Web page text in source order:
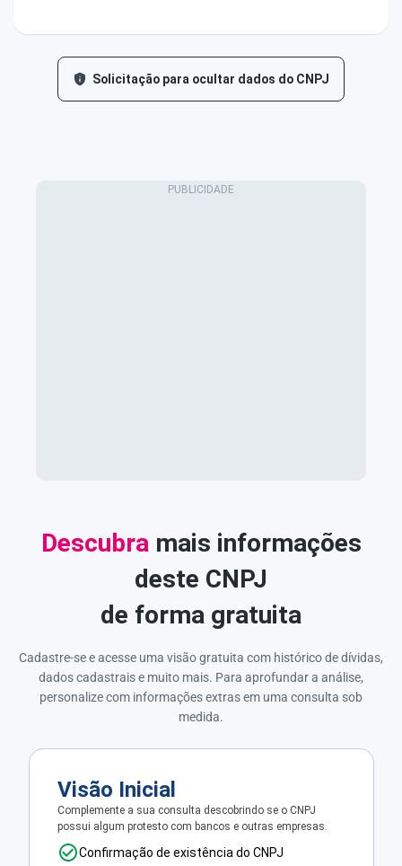
Solicitação para ocultar dados do CNPJ
Descubra mais informações
deste CNPJ
de forma gratuita
Cadastre-se e acesse uma visão gratuita com histórico de dívidas,
dados cadastrais e muito mais. Para aprofundar a análise,
personalize com informações extras em uma consulta sob
medida.
Visão Inicial
Complemente a sua consulta descobrindo se o CNPJ
possui algum protesto com bancos e outras empresas.
Confirmação de existência do CNPJ